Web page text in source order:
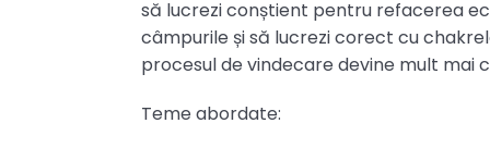
să lucrezi conștient pentru refacerea
câmpurile și să lucrezi corect cu
procesul de vindecare devine mult mai
Teme abordate: